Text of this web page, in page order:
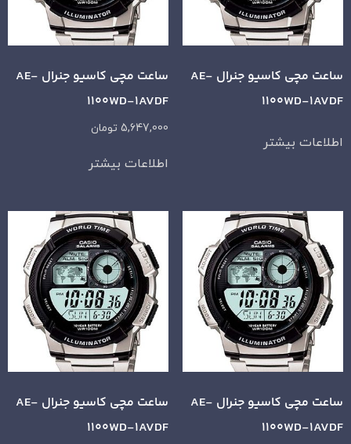
ساعت مچی کاسیو جنرال AE-
1100WD-1AVDF
اطلاعات بیشتر
ساعت مچی کاسیو جنرال AE-
1100WD-1AVDF
5,647,000 تومان
اطلاعات بیشتر
ساعت مچی کاسیو جنرال AE-
1100WD-1AVDF
ساعت مچی کاسیو جنرال AE-
1100WD-1AVDF